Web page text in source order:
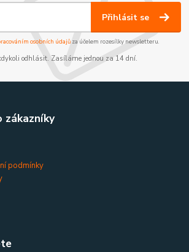
Přihlásit se
osobních údajůza účelem rozesílky newsletteru.
odhlásit. Zasíláme jednou za 14 dní.
zákazníky
podmínky